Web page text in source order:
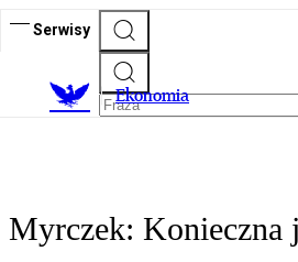
Serwisy
Ekonomia
Myrczek: Konieczna